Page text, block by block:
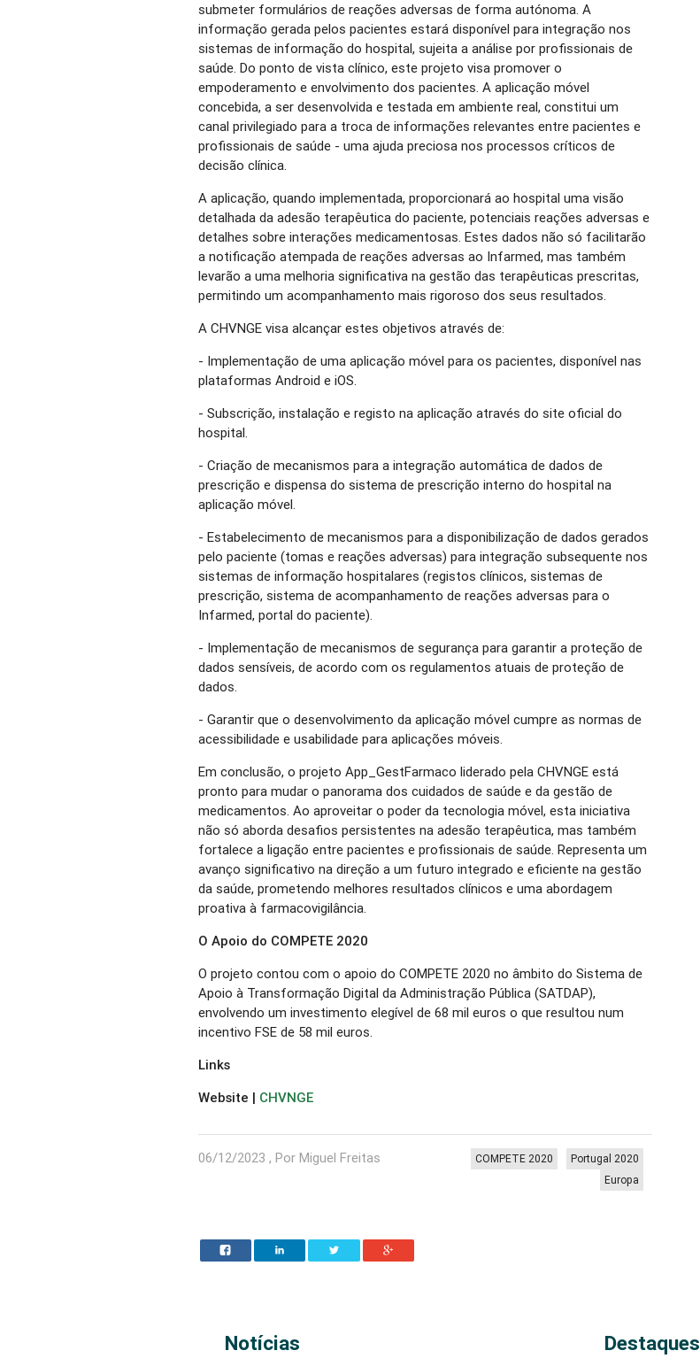
submeter formulários de reações adversas de forma autónoma. A
informação gerada pelos pacientes estará disponível para integração nos
sistemas de informação do hospital, sujeita a análise por profissionais de
saúde. Do ponto de vista clínico, este projeto visa promover o
empoderamento e envolvimento dos pacientes. A aplicação móvel
concebida, a ser desenvolvida e testada em ambiente real, constitui um
canal privilegiado para a troca de informações relevantes entre pacientes e
profissionais de saúde - uma ajuda preciosa nos processos críticos de
decisão clínica.
A aplicação, quando implementada, proporcionará ao hospital uma visão
detalhada da adesão terapêutica do paciente, potenciais reações adversas e
detalhes sobre interações medicamentosas. Estes dados não só facilitarão
a notificação atempada de reações adversas ao Infarmed, mas também
levarão a uma melhoria significativa na gestão das terapêuticas prescritas,
permitindo um acompanhamento mais rigoroso dos seus resultados.
A CHVNGE visa alcançar estes objetivos através de:
- Implementação de uma aplicação móvel para os pacientes, disponível nas
plataformas Android e iOS.
- Subscrição, instalação e registo na aplicação através do site oficial do
hospital.
- Criação de mecanismos para a integração automática de dados de
prescrição e dispensa do sistema de prescrição interno do hospital na
aplicação móvel.
- Estabelecimento de mecanismos para a disponibilização de dados gerados
pelo paciente (tomas e reações adversas) para integração subsequente nos
sistemas de informação hospitalares (registos clínicos, sistemas de
prescrição, sistema de acompanhamento de reações adversas para o
Infarmed, portal do paciente).
- Implementação de mecanismos de segurança para garantir a proteção de
dados sensíveis, de acordo com os regulamentos atuais de proteção de
dados.
- Garantir que o desenvolvimento da aplicação móvel cumpre as normas de
acessibilidade e usabilidade para aplicações móveis.
Em conclusão, o projeto App_GestFarmaco liderado pela CHVNGE está
pronto para mudar o panorama dos cuidados de saúde e da gestão de
medicamentos. Ao aproveitar o poder da tecnologia móvel, esta iniciativa
não só aborda desafios persistentes na adesão terapêutica, mas também
fortalece a ligação entre pacientes e profissionais de saúde. Representa um
avanço significativo na direção a um futuro integrado e eficiente na gestão
da saúde, prometendo melhores resultados clínicos e uma abordagem
proativa à farmacovigilância.
O Apoio do COMPETE 2020
O projeto contou com o apoio do COMPETE 2020 no âmbito do Sistema de
Apoio à Transformação Digital da Administração Pública (SATDAP),
envolvendo um investimento elegível de 68 mil euros o que resultou num
incentivo FSE de 58 mil euros.
Links
Website | CHVNGE
06/12/2023 , Por Miguel Freitas Portugal 2020
COMPETE 2020
Europa
Notícias Destaques